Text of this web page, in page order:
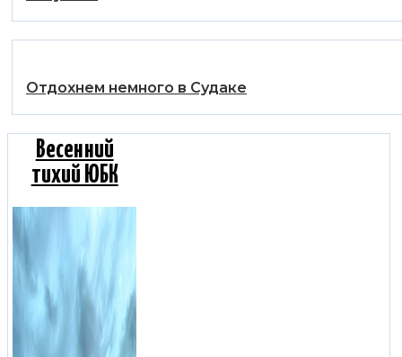
Отдохнем немного в Судаке
Весенний
тихий ЮБК